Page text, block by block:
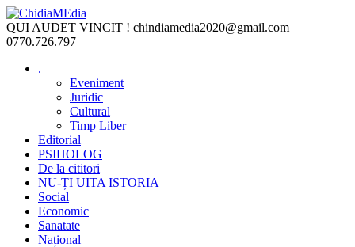
Skip
to
content
QUI AUDET VINCIT ! chindiamedia2020@gmail.com
0770.726.797
.
Eveniment
Juridic
Cultural
Timp Liber
Editorial
PSIHOLOG
De la cititori
NU-ȚI UITA ISTORIA
Social
Economic
Sanatate
Național